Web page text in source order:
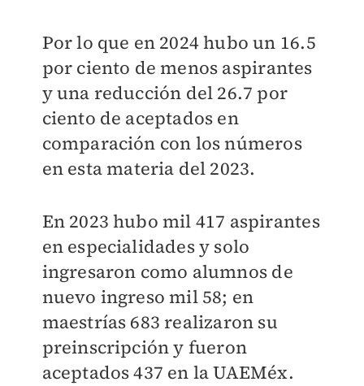
Por lo que en 2024 hubo un 16.5
por ciento de menos aspirantes
y una reducción del 26.7 por
ciento de aceptados en
comparación con los números
en esta materia del 2023.
En 2023 hubo mil 417 aspirantes
en especialidades y solo
ingresaron como alumnos de
nuevo ingreso mil 58; en
maestrías 683 realizaron su
preinscripción y fueron
aceptados 437 en la UAEMéx.